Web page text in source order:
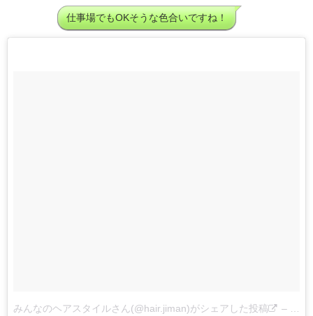
仕事場でもOKそうな色合いですね！
みんなのヘアスタイルさん(@hair.jiman)がシェアした投稿 –